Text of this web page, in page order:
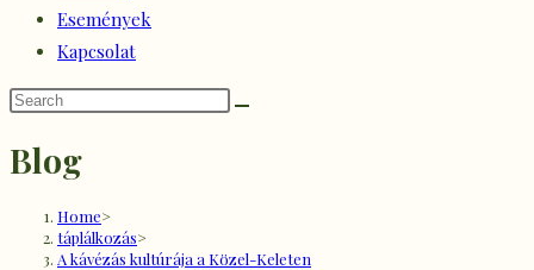
Események
Kapcsolat
Blog
Home>
táplálkozás>
A kávézás kultúrája a Közel-Keleten